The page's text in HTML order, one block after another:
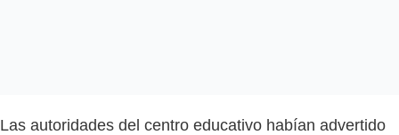
Las autoridades del centro educativo habían advertido